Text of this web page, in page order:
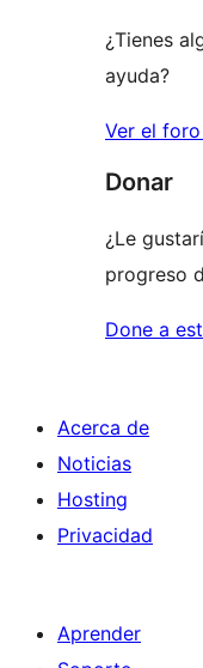
¿Tienes
ayuda?
Ver el
Donar
¿Le
progreso
Done a
Acerca de
Noticias
Hosting
Privacidad
Aprender